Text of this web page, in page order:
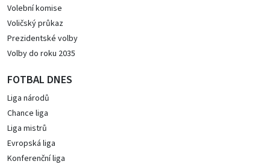
Volební komise
Voličský průkaz
Prezidentské volby
Volby do roku 2035
FOTBAL DNES
Liga národů
Chance liga
Liga mistrů
Evropská liga
Konferenční liga